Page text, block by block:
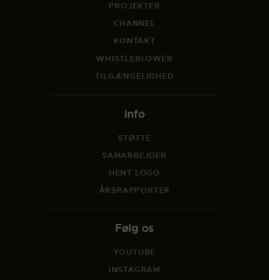
PROJEKTER
CHANNEL
KONTAKT
WHISTLEBLOWER
TILGÆNGELIGHED
Info
STØTTE
SAMARBEJDER
HENT LOGO
ÅRSRAPPORTER
Følg os
YOUTUBE
INSTAGRAM